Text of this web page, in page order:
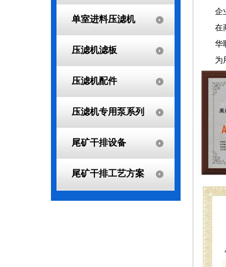
企
在商
华
为用
单室进料压滤机
压滤机滤板
压滤机配件
压滤机专用泵系列
尾矿干排设备
尾矿干排工艺方案